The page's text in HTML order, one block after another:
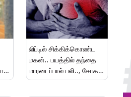
லிப்டில் சிக்கிக்கொண்ட
மகன்.. பயத்தில் தந்தை
மாரடைப்பால் பலி.., சோக
சம்பவம்..!